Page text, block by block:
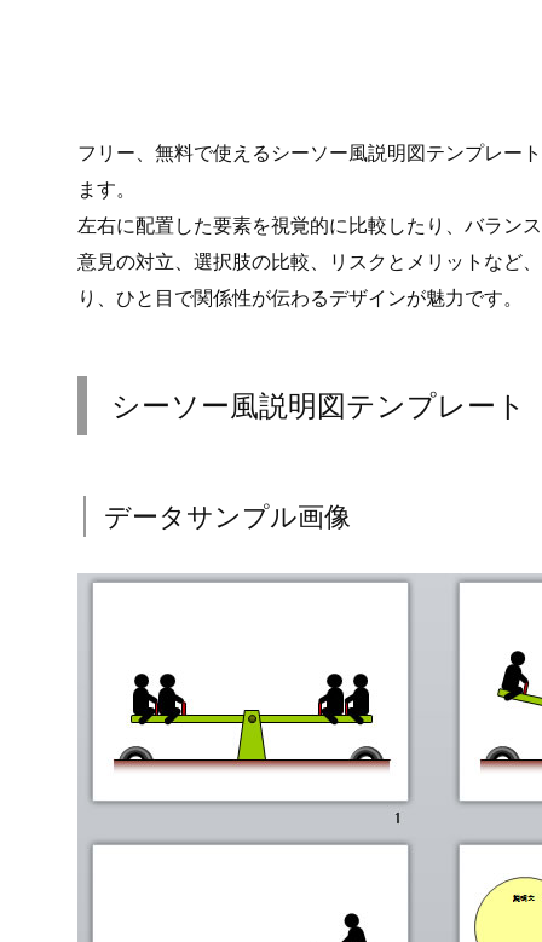
フリー、無料で使えるシーソー風説明図テンプレー
ます。
左右に配置した要素を視覚的に比較したり、バラン
意見の対立、選択肢の比較、リスクとメリットなど
り、ひと目で関係性が伝わるデザインが魅力です。
シーソー風説明図テンプレート
データサンプル画像